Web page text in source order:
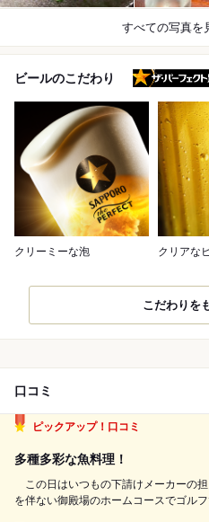
すべての写真を
ビールのこだわり
クリーミーな泡 クリアな
こだわりを
口コミ
ピックアップ！口コミ
多種多彩な魚料理！
この日はいつもの下請けメーカーの
を伴ない御殿場のホームコースでゴル